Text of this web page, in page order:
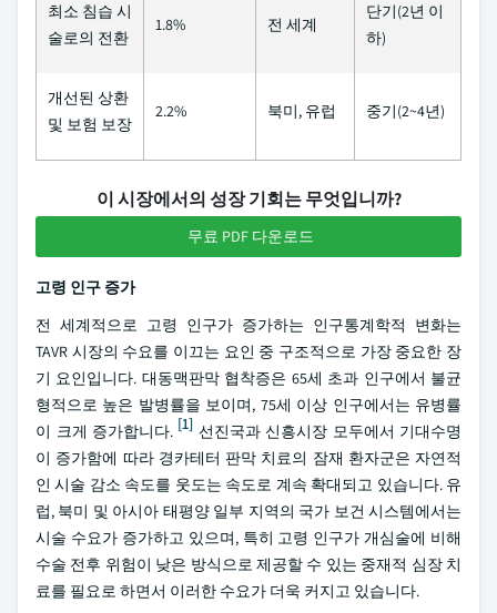
최소 침습 시
술로의 전환
1.8% 전 세계
단기(2년 이
하)
개선된 상환
및 보험 보장
2.2% 북미, 유럽 중기(2~4년)
이 시장에서의 성장 기회는 무엇입니까?
무료 PDF 다운로드
고령 인구 증가
전 세계적으로 고령 인구가 증가하는 인구통계학적 변화는
TAVR 시장의 수요를 이끄는 요인 중 구조적으로 가장 중요한 장
기 요인입니다. 대동맥판막 협착증은 65세 초과 인구에서 불균
형적으로 높은 발병률을 보이며, 75세 이상 인구에서는 유병률
이 크게 증가합니다. [1] 선진국과 신흥시장 모두에서 기대수명
이 증가함에 따라 경카테터 판막 치료의 잠재 환자군은 자연적
인 시술 감소 속도를 웃도는 속도로 계속 확대되고 있습니다. 유
럽, 북미 및 아시아 태평양 일부 지역의 국가 보건 시스템에서는
시술 수요가 증가하고 있으며, 특히 고령 인구가 개심술에 비해
수술 전후 위험이 낮은 방식으로 제공할 수 있는 중재적 심장 치
료를 필요로 하면서 이러한 수요가 더욱 커지고 있습니다.